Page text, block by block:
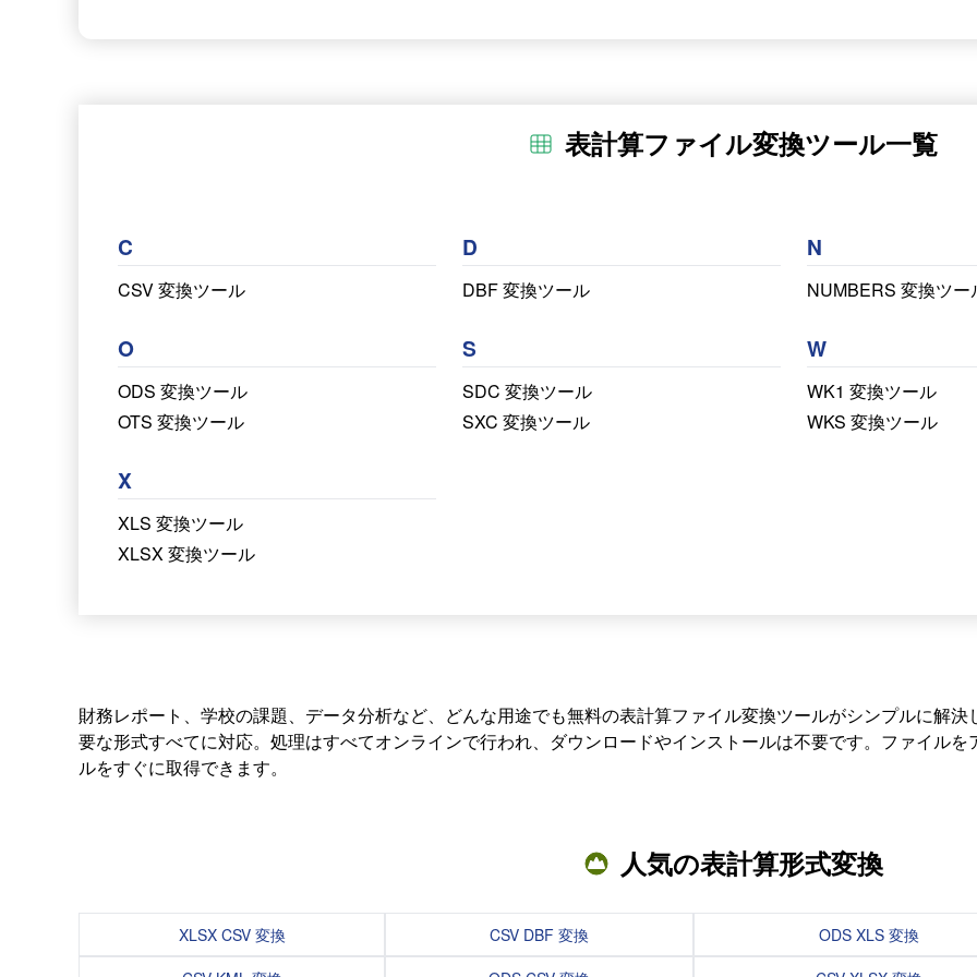
表計算ファイル変換ツール一覧
C
CSV 変換ツール
D
DBF 変換ツール
N
NUMBERS 変換ツー
O
ODS 変換ツール
OTS 変換ツール
S
SDC 変換ツール
SXC 変換ツール
W
WK1 変換ツール
WKS 変換ツール
X
XLS 変換ツール
XLSX 変換ツール
財務レポート、学校の課題、データ分析など、どんな用途でも無料の表計算ファイル変換ツールがシンプルに解
要な形式すべてに対応。処理はすべてオンラインで行われ、ダウンロードやインストールは不要です。ファイル
ルをすぐに取得できます。
人気の表計算形式変換
XLSX CSV 変換
CSV DBF 変換
ODS XLS 変換